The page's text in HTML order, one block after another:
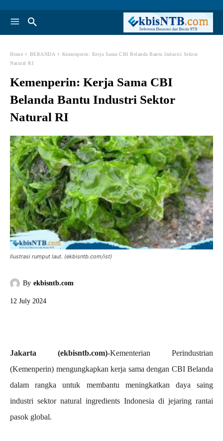
Home BERANDA
Kemenperin: Kerja Sama CBI Belanda Bantu Industri Sektor
Natural RI
Kemenperin: Kerja Sama CBI
Belanda Bantu Industri Sektor
Natural RI
Ilustrasi rumput laut. (ekbisntb.com/ist)
By ekbisntb.com
12 July 2024
Jakarta (ekbisntb.com)-Kementerian Perindustrian
(Kemenperin) mengungkapkan kerja sama dengan CBI Belanda
dalam rangka untuk membantu meningkatkan daya saing
industri sektor natural ingredients Indonesia di jejaring rantai
pasok global.